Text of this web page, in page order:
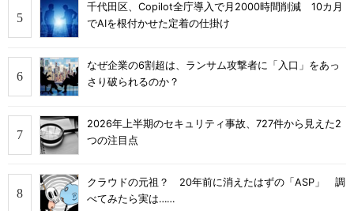
千代田区、Copilot全庁導入で月2000時間削減 10カ月
でAIを根付かせた定着の仕掛け
なぜ企業の6割超は、ランサム攻撃者に「入口」をあっ
さり破られるのか？
2026年上半期のセキュリティ事故、727件から見えた2
つの注目点
クラウドの元祖？ 20年前に消えたはずの「ASP」 調
べてみたら実は……